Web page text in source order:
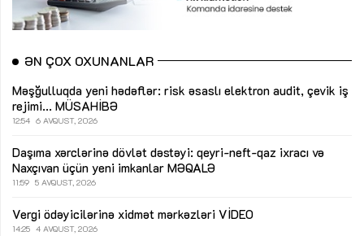
ƏN ÇOX OXUNANLAR
Məşğulluqda yeni hədəflər: risk əsaslı elektron audit, çevik iş
rejimi... MÜSAHİBƏ
12:54 6 AVQUST, 2026
Daşıma xərclərinə dövlət dəstəyi: qeyri-neft-qaz ixracı və
Naxçıvan üçün yeni imkanlar MƏQALƏ
11:59 5 AVQUST, 2026
Vergi ödəyicilərinə xidmət mərkəzləri VİDEO
14:25 4 AVQUST, 2026